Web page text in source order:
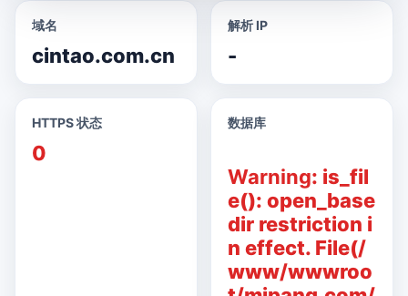
域名
cintao.com.cn
解析 IP
-
HTTPS 状态
0
数据库
Warning: is_fil
e(): open_base
dir restriction i
n effect. File(/
www/wwwroo